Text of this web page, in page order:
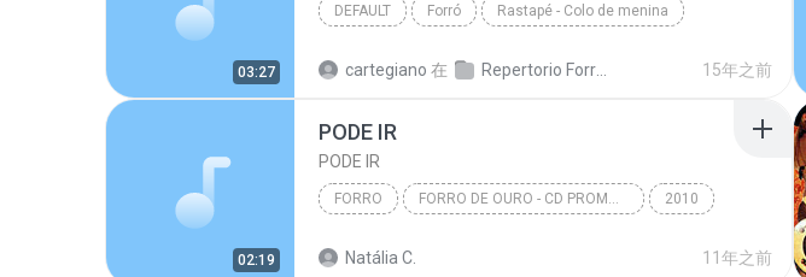
03:27
DEFAULT Forró Rastapé - Colo de menina
cartegiano 在 15年之前
02:19
PODE IR
PODE IR
FORRO FORRO DE OURO - CD PROMOCIONAL 2010
Natália C. 11年之前